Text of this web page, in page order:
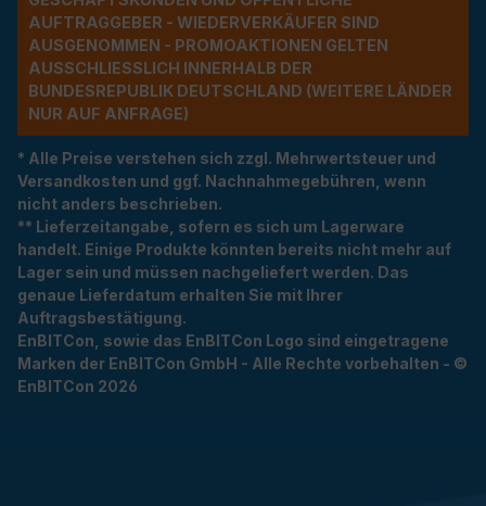
UFTRAGGEBER - WIEDERVERKÄUFER SIND A
USGENOMMEN - PROMOAKTIONEN GELTEN A
USSCHLIESSLICH INNERHALB DER BU
NDESREPUBLIK DEUTSCHLAND (WEITERE LÄNDER NU
R AUF ANFRAGE)
* Alle Preise verstehen sich zzgl. Mehrwertsteuer und
Versandkosten und ggf. Nachnahmegebühren, wenn
nicht anders beschrieben.
** Lieferzeitangabe, sofern es sich um Lagerware
handelt. Einige Produkte könnten bereits nicht mehr auf
Lager sein und müssen nachgeliefert werden. Das
genaue Lieferdatum erhalten Sie mit Ihrer
Auftragsbestätigung.
EnBITCon, sowie das EnBITCon Logo sind eingetragene
Marken der EnBITCon GmbH - Alle Rechte vorbehalten - ©
EnBITCon 2026